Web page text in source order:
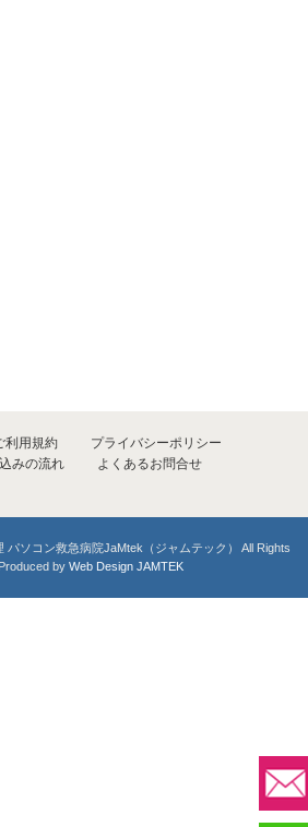
利用規約
プライバシーポリシー
みの流れ
よくあるお問合せ
ソコン救急病院JaMtek（ジャムテック） All Rights
byWeb Design JAMTEK